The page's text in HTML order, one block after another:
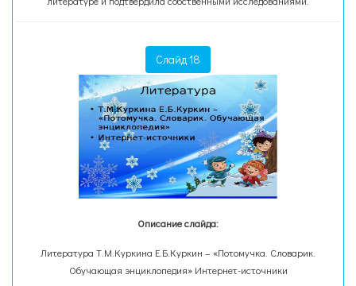
Слайд 18
Описание слайда:
Литература Т.М.Куркина Е.Б.Куркин – «Потомучка. Словарик.
Обучающая энциклопедия» Интернет-источники